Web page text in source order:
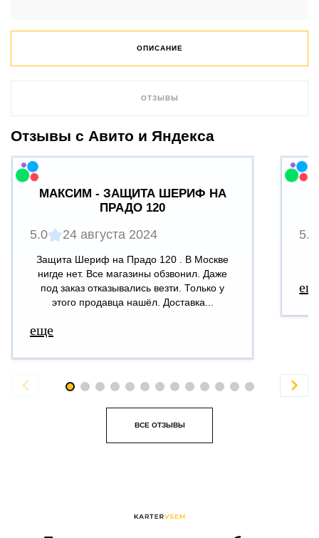
ОПИСАНИЕ
ОТЗЫВЫ
Отзывы с Авито и Яндекса
МАКСИМ - ЗАЩИТА ШЕРИФ НА
ПРАДО 120
5.0 24 августа 2024
Защита Шериф на Прадо 120 . В Москве
нигде нет. Все магазины обзвонил. Даже
под заказ отказывались везти. Только у
этого продавца нашёл. Доставка...
еще
5.0
 
ВСЕ ОТЗЫВЫ